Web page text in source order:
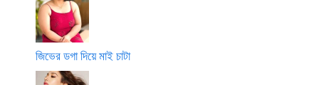
জিভের ডগা দিয়ে মাই চাটা